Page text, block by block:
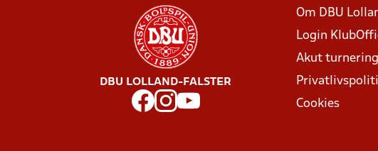
DBU LOLLAND-FALSTER
Om DBU
Login
Akut
Cookies